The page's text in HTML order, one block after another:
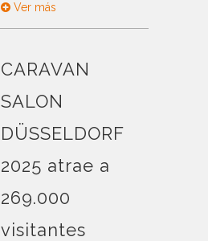
Ver más
CARAVAN
SALON
DÜSSELDORF
2025 atrae a
269.000
visitantes